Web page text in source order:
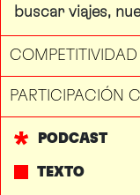
buscar viajes,
PODCAST
TEXTO
COMPETITIVIDAD
PARTICIPACIÓN